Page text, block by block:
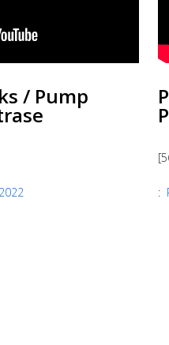
/ Pump
2022 :